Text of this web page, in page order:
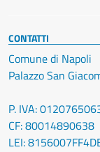
CONTATTI
Comune di Napoli
Palazzo San
P. IVA:
CF: 80014890638
LEI: